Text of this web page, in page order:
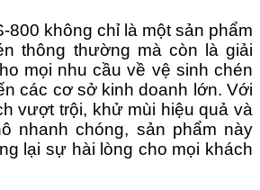
800 không chỉ là một sản phẩm
thông thường mà còn là giải
mọi nhu cầu về vệ sinh chén
các cơ sở kinh doanh lớn. Với
vượt trội, khử mùi hiệu quả và
nhanh chóng, sản phẩm này
lại sự hài lòng cho mọi khách